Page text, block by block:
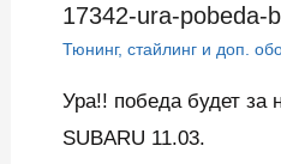
17342-ura-pobeda-
Тюнинг, стайлинг и доп.
Ура!! победа будет
SUBARU 11.03.